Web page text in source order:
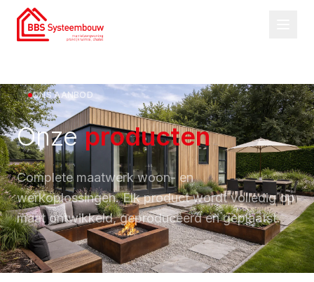
ONS AANBOD
Onzeproducten
Complete maatwerk woon- en
werkoplossingen. Elk product wordt volledig op
maat ontwikkeld, geproduceerd en geplaatst.